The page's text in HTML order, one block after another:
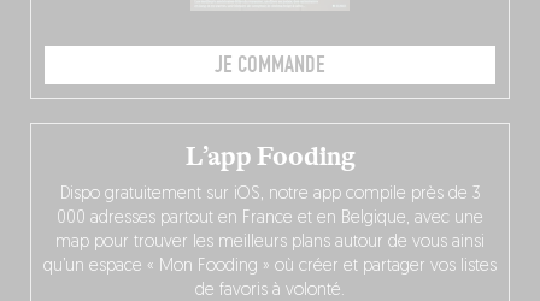
JE COMMANDE
L’app Fooding
Dispo gratuitement sur iOS, notre app compile près de 3
000 adresses partout en France et en Belgique, avec une
map pour trouver les meilleurs plans autour de vous ainsi
qu’un espace « Mon Fooding » où créer et partager vos listes
de favoris à volonté.